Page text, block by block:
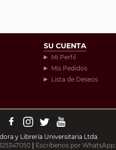
SU CUENTA
Mi Perfil
Mis Pedidos
Lista de Deseos
y Librería Universitaria Ltda.
Escríbenos por WhatsApp: